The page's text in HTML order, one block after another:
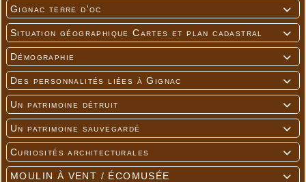

Gignac terre d'oc

Situation géographique Cartes et plan cadastral

Démographie

Des personnalités liées à Gignac

Un patrimoine détruit

Un patrimoine sauvegardé

Curiosités architecturales

MOULIN À VENT / ÉCOMUSÉE